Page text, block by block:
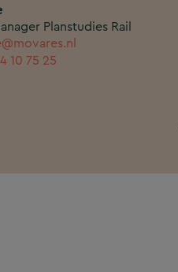
Planstudies Rail
10 75 25